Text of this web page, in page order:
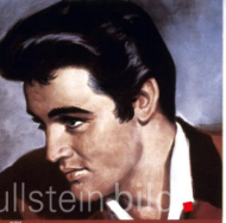
New York Strassenszenen
Granger Collection